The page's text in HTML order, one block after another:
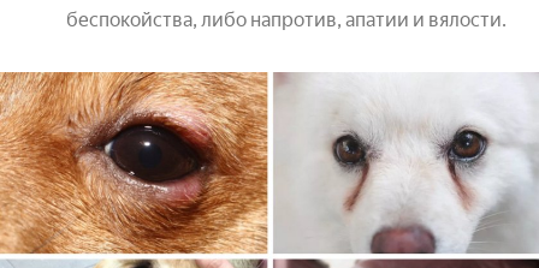
беспокойства, либо напротив, апатии и вялости.